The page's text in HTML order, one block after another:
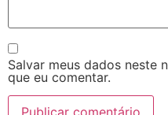
Salvar meus dados neste
que eu comentar.